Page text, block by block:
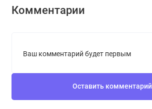
Комментарии
Ваш комментарий будет первым
Оставить комментарий